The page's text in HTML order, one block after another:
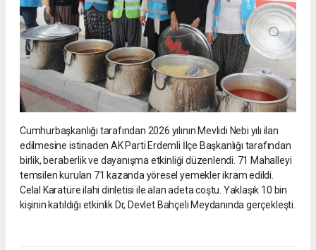
Cumhurbaşkanlığı tarafından 2026 yılının Mevlidi Nebi yılı ilan
edilmesine istinaden AK Parti Erdemli İlçe Başkanlığı tarafından
birlik, beraberlik ve dayanışma etkinliği düzenlendi. 71 Mahalleyi
temsilen kurulan 71 kazanda yöresel yemekler ikram edildi.
Celal Karatüre ilahi dinletisi ile alan adeta coştu. Yaklaşık 10 bin
kişinin katıldığı etkinlik Dr, Devlet Bahçeli Meydanında gerçekleşti.